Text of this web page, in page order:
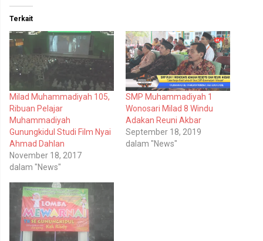
n
t
u
k
b
b
a
p
a
d
a
T
w
i
t
e
r
(
M
e
m
b
u
k
a
d
k
m
m
b
i
k
a
n
d
i
F
a
c
b
o
k
(
M
e
m
b
u
k
Terkait
Milad Muhammadiyah 105,
Ribuan Pelajar
Muhammadiyah
Gunungkidul Studi Film Nyai
Ahmad Dahlan
November 18, 2017
dalam "News"
SMP Muhammadiyah 1
Wonosari Milad 8 Windu
Adakan Reuni Akbar
September 18, 2019
dalam "News"